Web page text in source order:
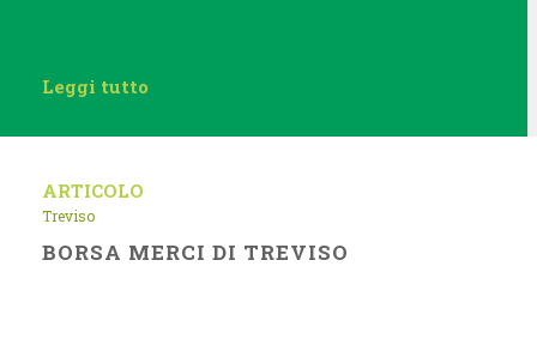
Leggi tutto
ARTICOLO
Treviso
BORSA MERCI DI TREVISO